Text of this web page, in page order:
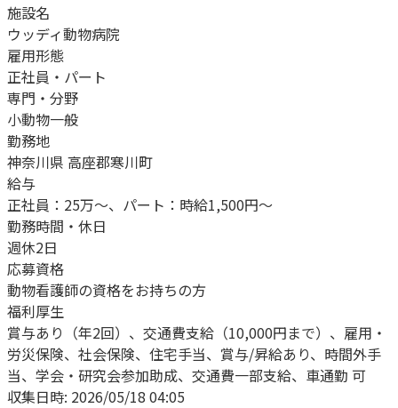
施設名
ウッディ動物病院
雇用形態
正社員・パート
専門・分野
小動物一般
勤務地
神奈川県 高座郡寒川町
給与
正社員：25万～、パート：時給1,500円～
勤務時間・休日
週休2日
応募資格
動物看護師の資格をお持ちの方
福利厚生
賞与あり（年2回）、交通費支給（10,000円まで）、雇用・
労災保険、社会保険、住宅手当、賞与/昇給あり、時間外手
当、学会・研究会参加助成、交通費一部支給、車通勤 可
収集日時: 2026/05/18 04:05